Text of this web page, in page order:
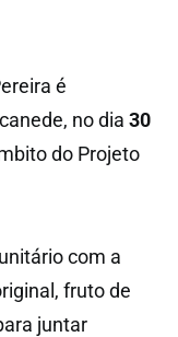
é
no dia 30
do Projeto
com a
fruto de
juntar